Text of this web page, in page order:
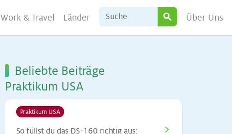
Work & Travel Länder Über Uns
Be­lieb­te Bei­trä­ge
Prak­ti­kum USA
Praktikum USA
So füllst du das DS-160 richtig aus:
>